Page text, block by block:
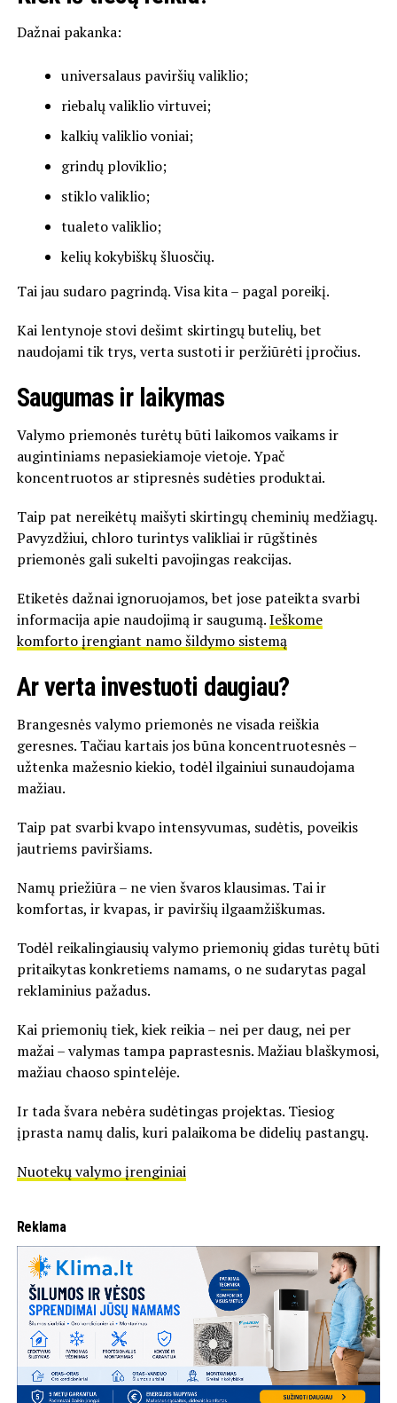
Dažnai pakanka:
universalaus paviršių valiklio;
riebalų valiklio virtuvei;
kalkių valiklio voniai;
grindų ploviklio;
stiklo valiklio;
tualeto valiklio;
kelių kokybiškų šluosčių.
Tai jau sudaro pagrindą. Visa kita – pagal poreikį.
Kai lentynoje stovi dešimt skirtingų butelių, bet
naudojami tik trys, verta sustoti ir peržiūrėti įpročius.
Saugumas ir laikymas
Valymo priemonės turėtų būti laikomos vaikams ir
augintiniams nepasiekiamoje vietoje. Ypač
koncentruotos ar stipresnės sudėties produktai.
Taip pat nereikėtų maišyti skirtingų cheminių medžiagų.
Pavyzdžiui, chloro turintys valikliai ir rūgštinės
priemonės gali sukelti pavojingas reakcijas.
Etiketės dažnai ignoruojamos, bet jose pateikta svarbi
informacija apie naudojimą ir saugumą.Ieškome
komforto įrengiant namo šildymo sistemą
Ar verta investuoti daugiau?
Brangesnės valymo priemonės ne visada reiškia
geresnes. Tačiau kartais jos būna koncentruotesnės –
užtenka mažesnio kiekio, todėl ilgainiui sunaudojama
mažiau.
Taip pat svarbi kvapo intensyvumas, sudėtis, poveikis
jautriems paviršiams.
Namų priežiūra – ne vien švaros klausimas. Tai ir
komfortas, ir kvapas, ir paviršių ilgaamžiškumas.
Todėl reikalingiausių valymo priemonių gidas turėtų būti
pritaikytas konkretiems namams, o ne sudarytas pagal
reklaminius pažadus.
Kai priemonių tiek, kiek reikia – nei per daug, nei per
mažai – valymas tampa paprastesnis. Mažiau blaškymosi,
mažiau chaoso spintelėje.
Ir tada švara nebėra sudėtingas projektas. Tiesiog
įprasta namų dalis, kuri palaikoma be didelių pastangų.
Nuotekų valymo įrenginiai
Reklama